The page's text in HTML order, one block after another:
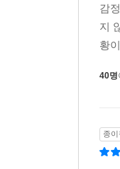
감
지
황
40명
종이